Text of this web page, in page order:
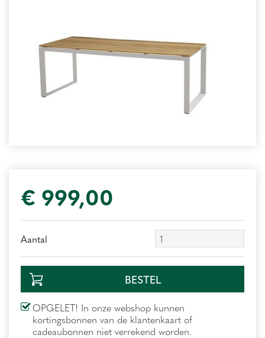
€ 999,00
Aantal
OPGELET! In onze webshop kunnen
kortingsbonnen van de klantenkaart of
cadeaubonnen niet verrekend worden.